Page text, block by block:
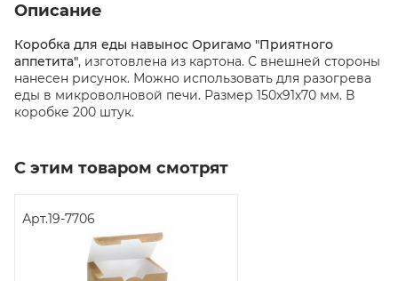
Описание
Коробка для еды навынос Оригамо "Приятного
аппетита", изготовлена из картона. С внешней стороны
нанесен рисунок. Можно использовать для разогрева
еды в микроволновой печи. Размер 150х91х70 мм. В
коробке 200 штук.
С этим товаром смотрят
Арт.19-7706